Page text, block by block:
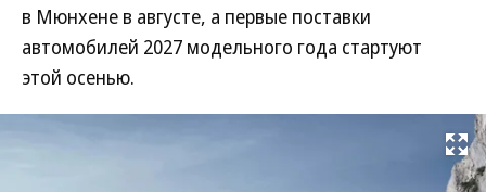
в Мюнхене в августе, а первые поставки
автомобилей 2027 модельного года стартуют
этой осенью.
Развернуть